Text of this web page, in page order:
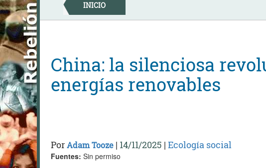
Skip
to
content
INICIO
China: la silenciosa
energías renovables
PorAdam Tooze | 14/11/2025 | Ecología social
Fuentes: Sin permiso